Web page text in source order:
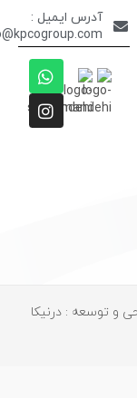
آدرس ایمیل :
info@kpcogroup.com
: درنیکا